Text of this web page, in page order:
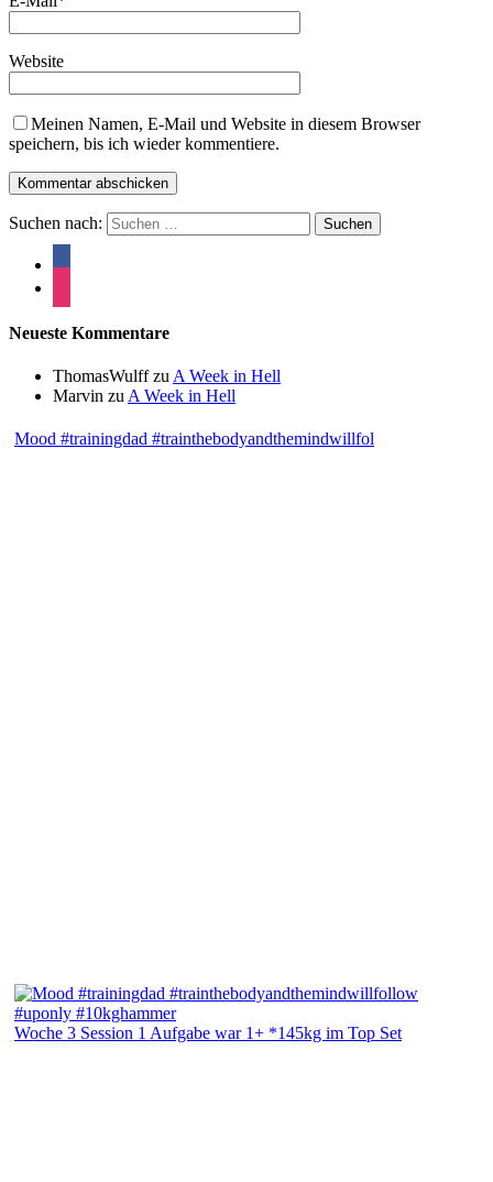
Website
Meinen Namen, E-Mail und Website in diesem Browser
speichern, bis ich wieder kommentiere.
Suchen nach:
Neueste Kommentare
ThomasWulffzu A Week in Hell
Marvin zu A Week in Hell
Mood #trainingdad #trainthebodyandthemindwillfol
Woche 3 Session 1 Aufgabe war 1+ *145kg im Top Set